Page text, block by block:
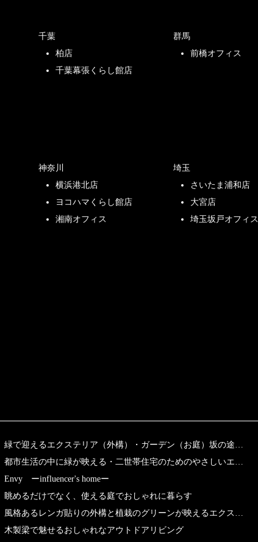
千葉
柏店
千葉幕張くらし館店
群馬
前橋オフィス
神奈川
横浜港北店
ヨコハマくらし館店
湘南オフィス
埼玉
さいたま浦和店
大宮店
埼玉坂戸オフィス
緑で迎えるエクステリア（外構）・ガーデン（お庭）坂の途…
都市生活の中に緑が映える・二世帯住宅のためのやさしいエ…
Envy ーinfluencer's homeー
眺めるだけでなく、使える庭でおしゃれに暮らす
風格あるレンガ貼りの外構と植栽のグリーンが映えるエクス…
木製梁で魅せるおしゃれなアウトドアリビング